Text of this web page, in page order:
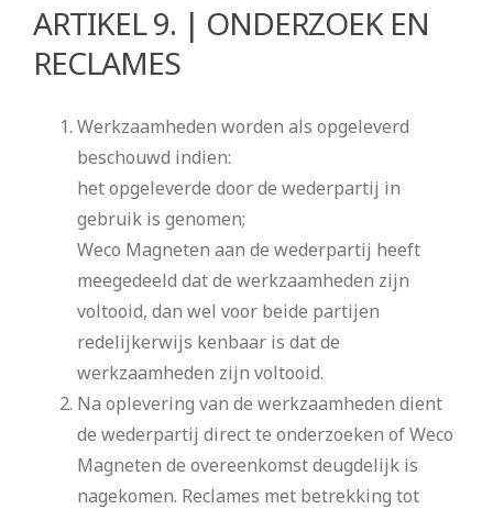
ARTIKEL 9. | ONDERZOEK EN
RECLAMES
Werkzaamheden worden als opgeleverd
beschouwd indien:
het opgeleverde door de wederpartij in
gebruik is genomen;
Weco Magneten aan de wederpartij heeft
meegedeeld dat de werkzaamheden zijn
voltooid, dan wel voor beide partijen
redelijkerwijs kenbaar is dat de
werkzaamheden zijn voltooid.
Na oplevering van de werkzaamheden dient
de wederpartij direct te onderzoeken of Weco
Magneten de overeenkomst deugdelijk is
nagekomen. Reclames met betrekking tot